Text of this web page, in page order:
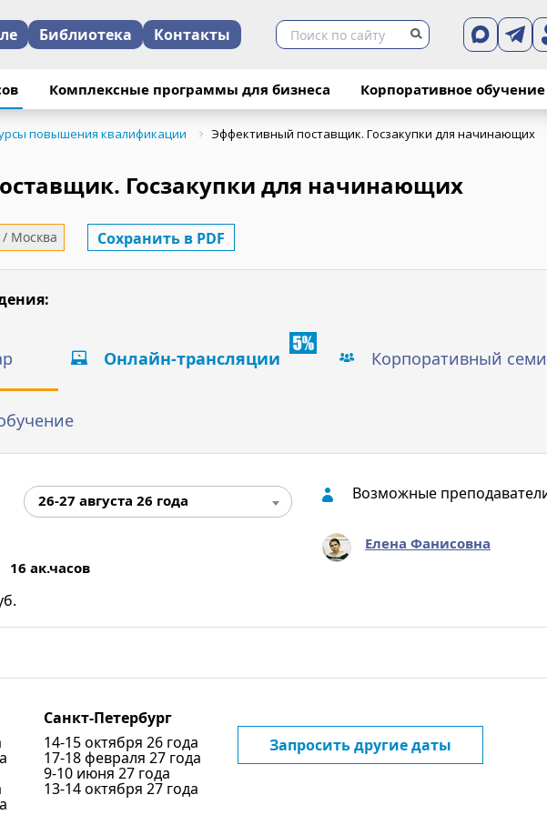
Библиотека Контакты
Комплексные программы для бизнеса Корпоративное обучение
повышения квалификации Эффективный поставщик. Госзакупки для начинающих
Госзакупки для начинающих
Москва Сохранить в PDF
Онлайн-трансляции Корпоративный
26-27 августа 26 года
16 ак.часов
Возможные
Елена Фанисовна
Санкт-Петербург
14-15 октября 26 года
17-18 февраля 27 года
9-10 июня 27 года
13-14 октября 27 года
Запросить другие даты